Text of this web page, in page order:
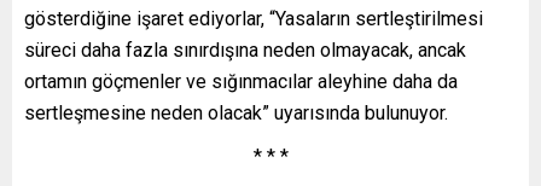
gösterdiğine işaret ediyorlar, “Yasaların sertleştirilmesi
süreci daha fazla sınırdışına neden olmayacak, ancak
ortamın göçmenler ve sığınmacılar aleyhine daha da
sertleşmesine neden olacak” uyarısında bulunuyor.
* * *